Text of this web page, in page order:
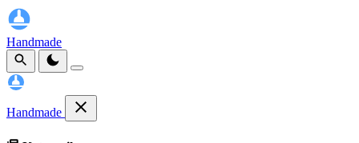
Handmade
Handmade